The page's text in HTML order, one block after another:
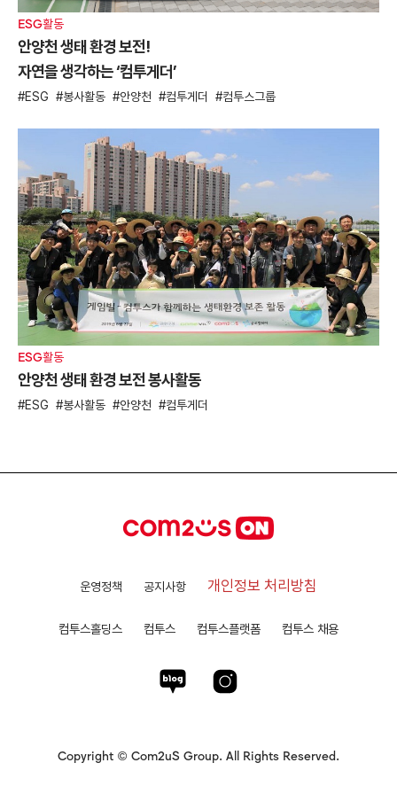
ESG활동
안양천 생태 환경 보전!
자연을 생각하는 ‘컴투게더’
ESG 봉사활동 안양천 컴투게더 컴투스그룹
ESG활동
안양천 생태 환경 보전 봉사활동
ESG 봉사활동 안양천 컴투게더
운영정책 공지사항 개인정보 처리방침
컴투스홀딩스 컴투스 컴투스플랫폼 컴투스 채용
Copyright © Com2uS Group. All Rights Reserved.